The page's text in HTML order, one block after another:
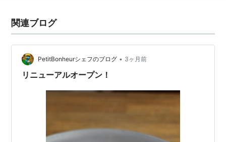
関連ブログ
PetitBonheurシェフのブログ • 3ヶ月前
リニューアルオープン！